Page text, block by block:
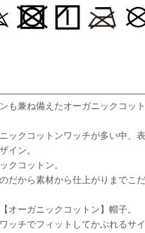
も兼ね備えたオーガニックコッ
ックコットンワッチが多い中、
イン。
クコットン。
だから素材から仕上がりまでこ
オーガニックコットン】帽子。
ッチでフィットしてかぶれるサ